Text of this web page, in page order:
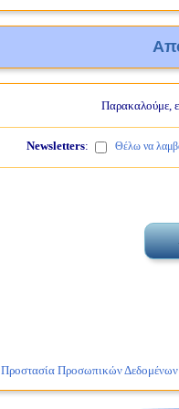
Παρακαλούμε,
Newsletters: Θέλω να
Προστασία Προσωπικών Δεδομένων